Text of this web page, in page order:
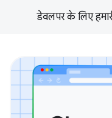
डेवलपर के लिए